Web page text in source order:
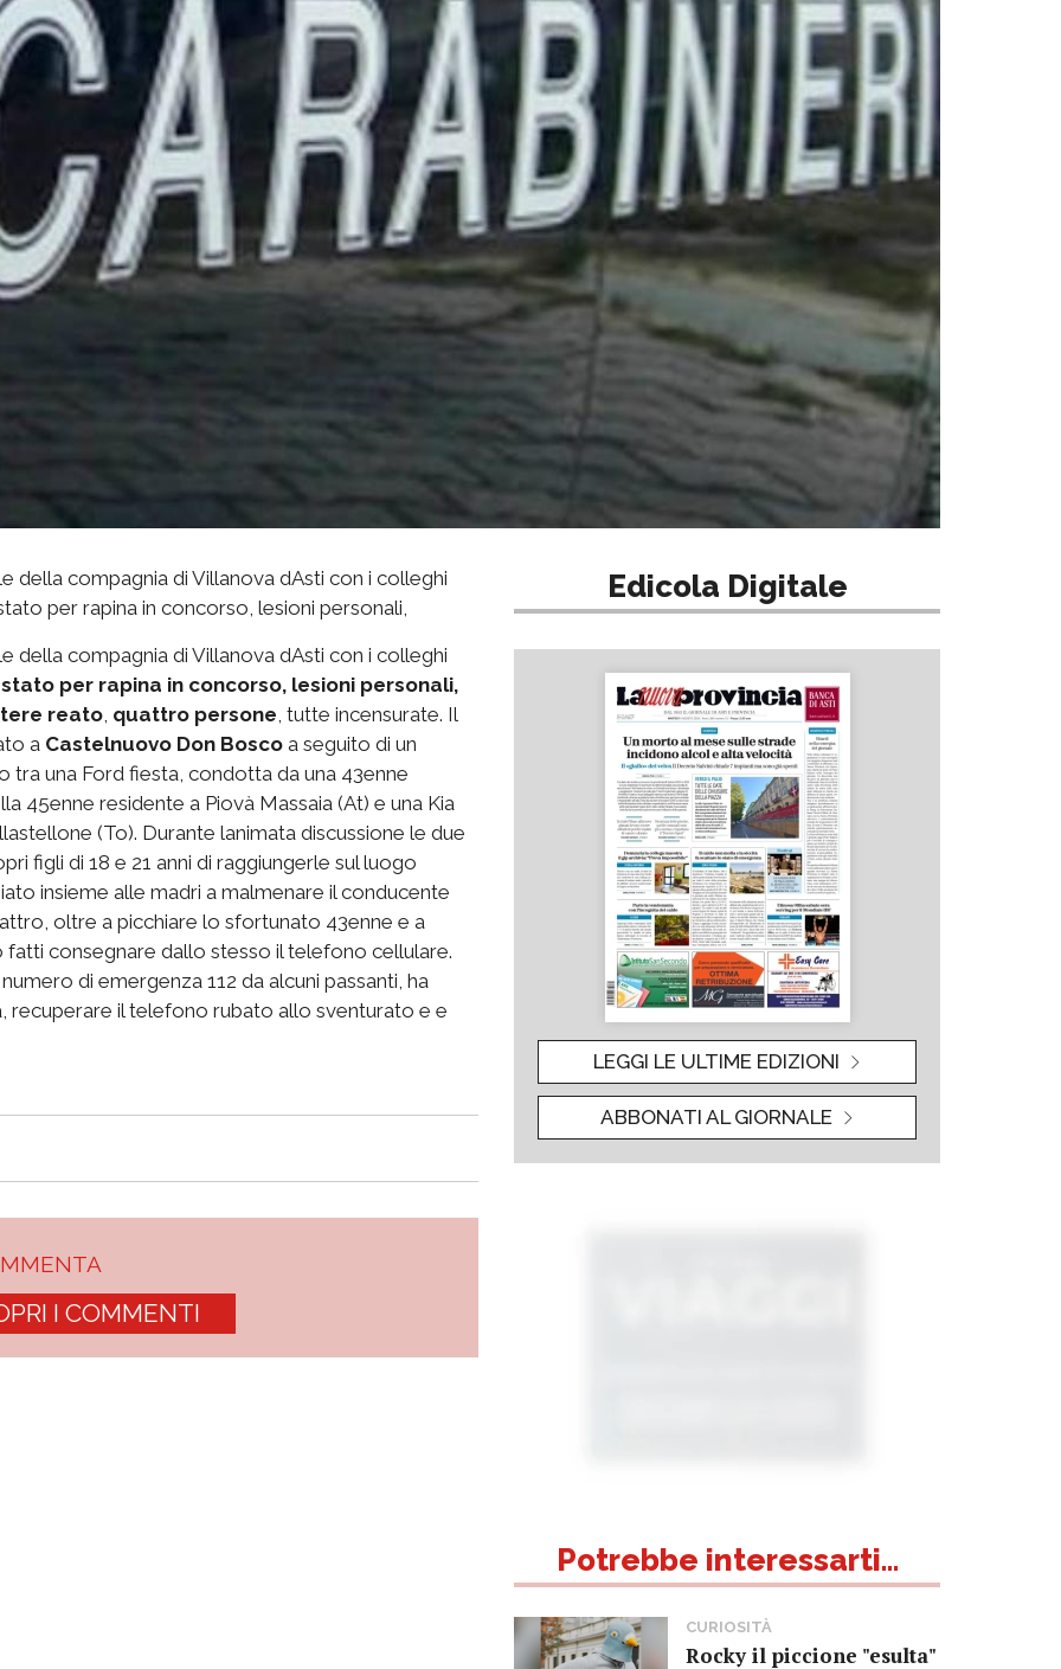
compagnia di Villanova dAsti con i colleghi
per rapina in concorso, lesioni personali,
compagnia di Villanova dAsti con i colleghi
per rapina in concorso, lesioni personali,
reato quattro persone , tutte incensurate. Il
a Castelnuovo Don Bosco a seguito di un
tra una Ford fiesta, condotta da una 43enne
45enne residente a Piovà Massaia (At) e una Kia
(To). Durante lanimata discussione le due
figli di 18 e 21 anni di raggiungerle sul luogo
insieme alle madri a malmenare il conducente
oltre a picchiare lo sfortunato 43enne e a
fatti consegnare dallo stesso il telefono cellulare.
di emergenza 112 da alcuni passanti, ha
recuperare il telefono rubato allo sventurato e e
I COMMENTI
Edicola Digitale
LEGGI LE ULTIME EDIZIONI
ABBONATI AL GIORNALE
Potrebbe interessarti...
CURIOSITÀ
Rocky il piccione "esulta"